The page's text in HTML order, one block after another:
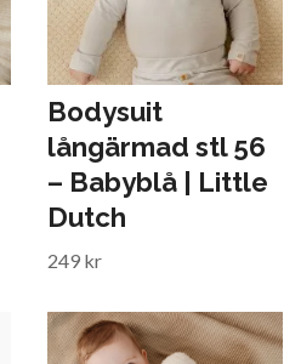
Bodysuit
långärmad stl 56
– Babyblå | Little
Dutch
249 kr